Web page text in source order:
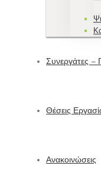
Συνεργάτες –
Θέσεις
Ανακοινώσεις